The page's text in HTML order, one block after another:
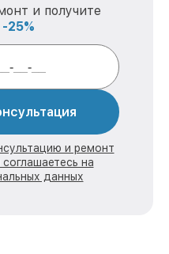
и получите
25%
и ремонт
на
данных